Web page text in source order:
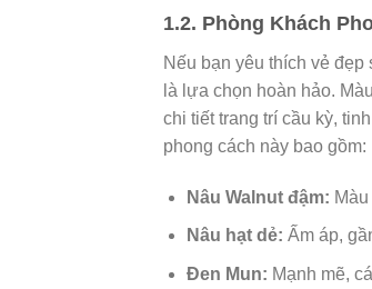
1.2. Phòng Khách
Nếu bạn yêu thích vẻ
là lựa chọn hoàn hảo.
chi tiết trang trí cầu kỳ,
phong cách này bao gồm:
Nâu Walnut đậm:
Nâu hạt dẻ: Ấm áp,
Đen Mun: Mạnh mẽ,